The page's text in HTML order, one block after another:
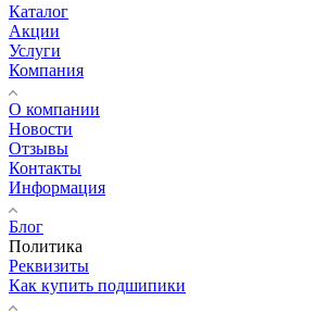
Каталог
Акции
Услуги
Компания
О компании
Новости
Отзывы
Контакты
Информация
Блог
Политика
Реквизиты
Как купить подшипики